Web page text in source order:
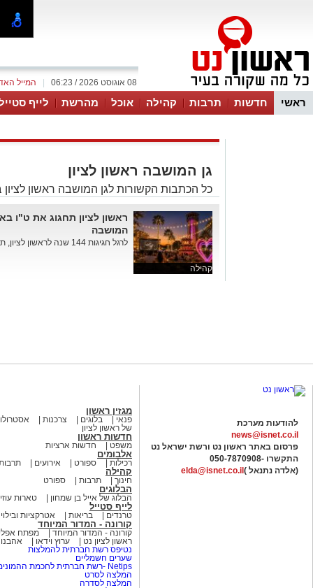
המייל 08 אוגוסט 2026 / 06:23
ראשי חדשות תרבות קהילה אוכל מהרשת לייף
גן המושבה ראשון לציון
כל הכתבות הקשורות לגן המושבה ראשון
קהילה
ראשון לציון תחגוג את ט"ו
המושבה
לרגל חגיגות 144 שנה לראשון לציון, תקיים העירייה ערב חגיגי בגן המו...
להודעות מערכת
news@isnet.co.il
פרסום באתר ראשון נט ורשת ישראל נט
התקשרו -050-7870908
(אלדה נתנאל ) elda@isnet.co.il
מגזין ראשון
פנאי בלוגים צרכנות
של ראשון לציון
חדשות ראשון
משפט חדשות ארציות
אלבומים
רכילות ספורט אירועים
קהילה
חינוך תרבות ספורט
הבלוגים
הבלוג של אייל בן שמחון טארות
לייף סטייל
טרנדים בריאות אטרקציות ובילוי
קורונה - המדור המיוחד
קורונה - המדור המיוחד
מפתח
ראשון לציון נט
ערוץ וידאו
נטיפס רשת חברתית להמלצות
שערים חשמליים
Netips -רשת חברתית לחכמת ההמונים
המלצה לסרט
המלצה לסדרה